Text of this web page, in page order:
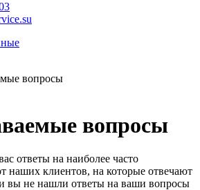
вопросы
вопросы
ответы на наиболее часто
наших клиентов, на которые отвечают
вы не нашли ответы на ваши вопросы